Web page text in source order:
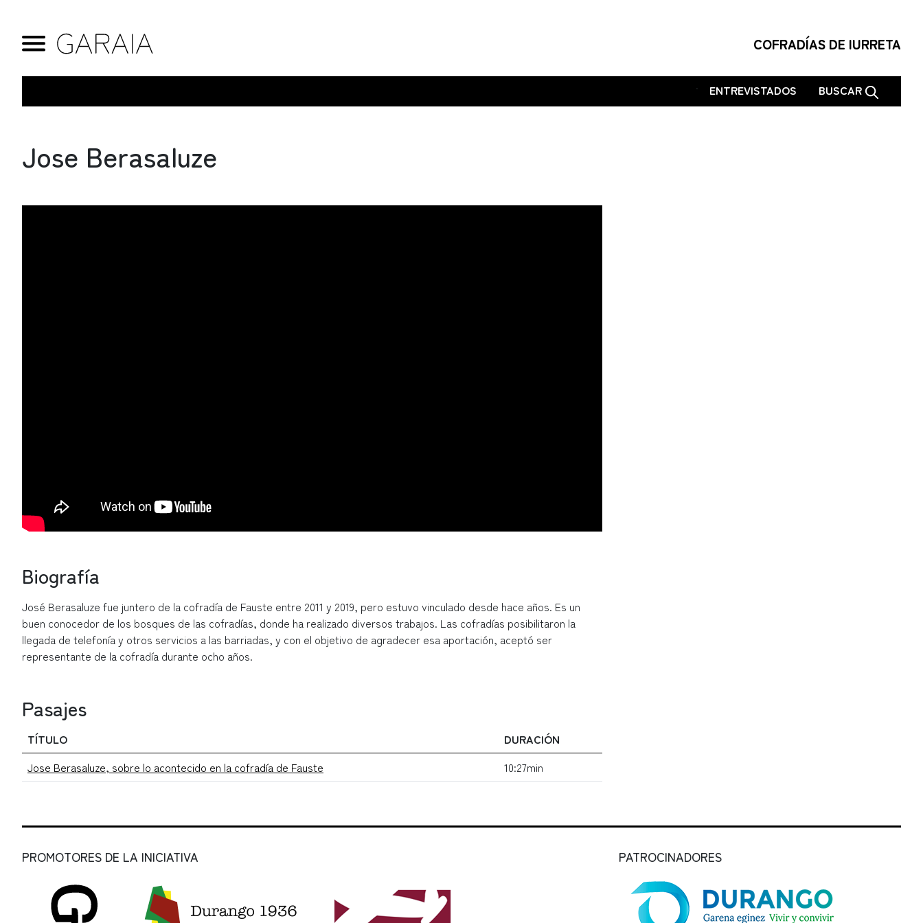
COFRADÍAS DE IURRETA
. ENTREVISTADOS BUSCAR
Jose Berasaluze
Biografía
José Berasaluze fue juntero de la cofradía de Fauste entre 2011 y 2019, pero estuvo vinculado desde hace años. Es un
buen conocedor de los bosques de las cofradías, donde ha realizado diversos trabajos. Las cofradías posibilitaron la
llegada de telefonía y otros servicios a las barriadas, y con el objetivo de agradecer esa aportación, aceptó ser
representante de la cofradía durante ocho años.
Pasajes
TÍTULO
DURACIÓN
Jose Berasaluze, sobre lo acontecido en la cofradía de Fauste
10:27min
PROMOTORES DE LA INICIATIVA PATROCINADORES